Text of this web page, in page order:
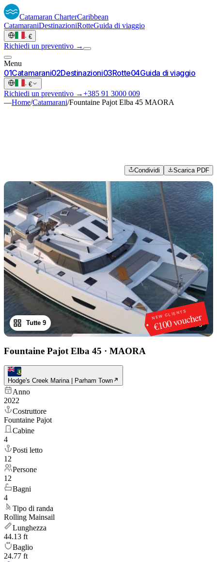
Catamaran CharterCaribbean
CatamaraniDestinazioniRotteGuida di viaggio
· €
Richiedi un preventivo →
Menu
01Catamarani02Destinazioni03Rotte04Guida di viaggio
· €
Richiedi un preventivo →+385 91 3000 009
—Home/Catamarani/Fountaine Pajot Elba 45 MAORA
Condividi Scarica PDF
NEW CLIENTS
€100 voucher
1 /9
Tutte 9
Fountaine Pajot Elba 45 · MAORA
Hodge's Creek Marina | Parham Town
Anno
2022
Costruttore
Fountaine Pajot
Cabine
4
Posti letto
12
Persone
12
Bagni
4
Tipo di randa
Rolling Mainsail
Lunghezza
44.13 ft
Baglio
24.77 ft